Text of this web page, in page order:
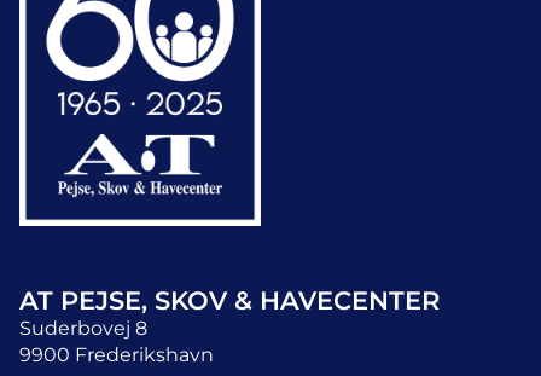
AT PEJSE, SKOV & HAVECENTER
Suderbovej 8
9900 Frederikshavn